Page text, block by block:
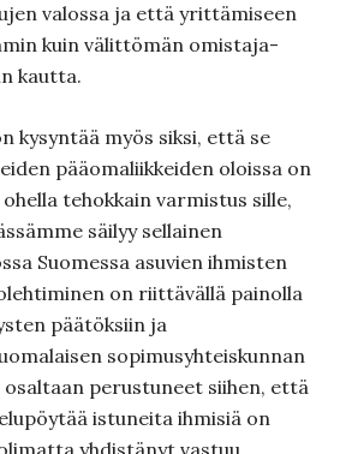
valossa ja että yrittämiseen
kuin välittömän omistaja-
kautta.
kysyntää myös siksi, että se
pääomaliikkeiden oloissa on
tehokkain varmistus sille,
säilyy sellainen
Suomessa asuvien ihmisten
on riittävällä painolla
päätöksiin ja
sopimusyhteiskunnan
perustuneet siihen, että
istuneita ihmisiä on
yhdistänyt vastuu